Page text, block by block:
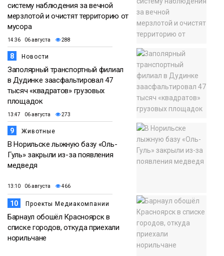
систему наблюдения за вечной
мерзлотой и очистят территорию от
мусора
14:36 06 августа 288
8 Новости
Заполярный транспортный филиал
в Дудинке заасфальтировал 47
тысяч «квадратов» грузовых
площадок
13:47 06 августа 273
9 Животные
В Норильске лыжную базу «Оль-
Гуль» закрыли из-за появления
медведя
13:10 06 августа 466
10 Проекты Медиакомпании
Барнаул обошёл Красноярск в
списке городов, откуда приехали
норильчане